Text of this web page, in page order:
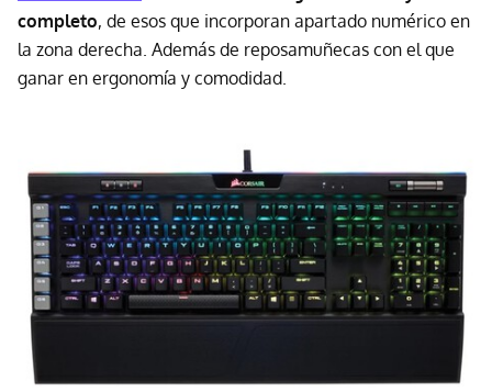
completo, de esos que incorporan apartado numérico en
la zona derecha. Además de reposamuñecas con el que
ganar en ergonomía y comodidad.